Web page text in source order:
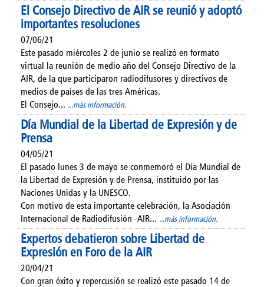
El Consejo Directivo de AIR se reunió y adoptó
importantes resoluciones
07/06/21
Este pasado miércoles 2 de junio se realizó en formato
virtual la reunión de medio año del Consejo Directivo de la
AIR, de la que participaron radiodifusores y directivos de
medios de países de las tres Américas.
El Consejo... ...más información.
Día Mundial de la Libertad de Expresión y de
Prensa
04/05/21
El pasado lunes 3 de mayo se conmemoró el Día Mundial de
la Libertad de Expresión y de Prensa, instituido por las
Naciones Unidas y la UNESCO.
Con motivo de esta importante celebración, la Asociación
Internacional de Radiodifusión -AIR... ...más información.
Expertos debatieron sobre Libertad de
Expresión en Foro de la AIR
20/04/21
Con gran éxito y repercusión se realizó este pasado 14 de